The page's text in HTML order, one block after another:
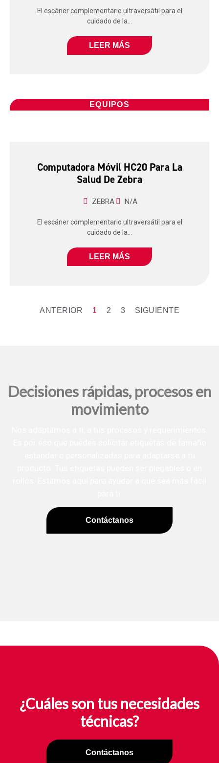
El escáner complementario ultraversátil para el
cuidado de la...
LEER MÁS
EQUIPOS
Computadora Móvil HC20 Para La
Salud De Zebra
ZEBRA N/A
El escáner complementario ultraversátil para el
cuidado de la...
LEER MÁS
ANTERIOR 1 2 3 SIGUIENTE
Decisiones rápidas, procesos en
movimiento
Contáctanos
¿Cuáles son tus necesidades
técnicas?
Contáctanos